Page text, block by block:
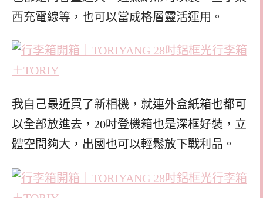
西充電線等，也可以當成格層靈活運用。
我自己最近買了新相機，就連外盒紙箱也都可
以全部放進去，20吋登機箱也是深框好裝，立
體空間夠大，出國也可以輕鬆放下戰利品。